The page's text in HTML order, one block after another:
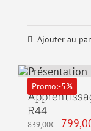
Ajouter au
Promo:-5%
R44
839,00€
Le